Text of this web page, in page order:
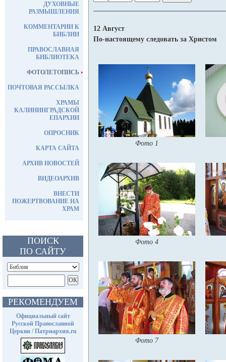
ДУХОВНЫЕ
РАЗМЫШЛЕНИЯ
КОММЕНТАРИИ К
БИБЛИИ
ПРАВОСЛАВНАЯ
БИБЛИОТЕКА
ФОТОЛЕТОПИСЬ
ПОЧТОВАЯ РАССЫЛКА
ХРАМЫ
КАЛИНИНГРАДСКОЙ
ЕПАРХИИ
ОПРОСНИК
КАРТА САЙТА
АРХИВ НОВОСТЕЙ
ВИДЕОАРХИВ
ВНЕСТИ
ПОЖЕРТВОВАНИЕ НА
ХРАМ
ПОИСК
ПО САЙТУ
РЕКОМЕНДУЕМ
Официальный сайт
Русской Православной
Церкви / Патриархия.ru
12 Август
По-настоящему следовать за Христом
Фото 1
Фото 4
Фото 7